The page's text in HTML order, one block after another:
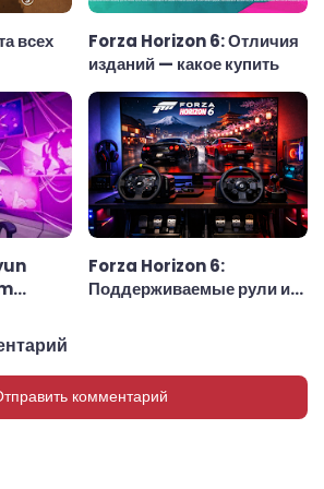
всех
Forza Horizon 6: Отличия
изданий — какое купить
Forza Horizon 6:
Поддерживаемые рули и
комментарий